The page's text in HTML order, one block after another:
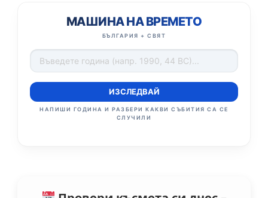
МАШИНА НА ВРЕМЕТО
БЪЛГАРИЯ + СВЯТ
ИЗСЛЕДВАЙ
НАПИШИ ГОДИНА И РАЗБЕРИ КАКВИ СЪБИТИЯ СА СЕ
СЛУЧИЛИ